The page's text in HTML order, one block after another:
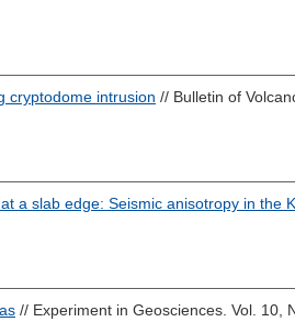
cryptodome intrusion // Bulletin of
a slab edge: Seismic anisotropy in the
// Experiment in Geosciences. Vol. 10,